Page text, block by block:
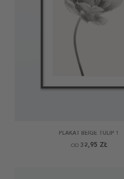
PLAKAT BEIGE TULIP 1
OD 32,95 ZŁ